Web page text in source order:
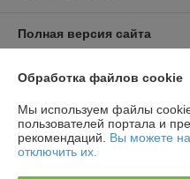
Полная версия сайта
Политика обработки
Сайт создан на платформе
Обработка файлов cookie
Мы используем файлы
пользователей портала и
рекомендаций. Вы можете
отключить их.